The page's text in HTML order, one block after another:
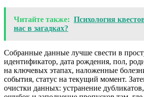
Читайте также: Психология
нас в загадках?
Собранные данные лучше свести в
идентификатор, дата рождения, пол,
на ключевых этапах, наложенные
события, статус на текущий момент.
очистки данных: устранение